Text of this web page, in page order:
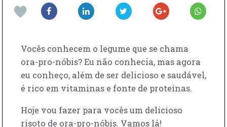
Vocês conhecem o legume que se chama
ora-pro-nóbis? Eu não conhecia, mas agora
eu conheço, além de ser delicioso e saudável,
é rico em vitaminas e fonte de proteínas.
Hoje vou fazer para vocês um delicioso
risoto de ora-pro-nóbis. Vamos lá!